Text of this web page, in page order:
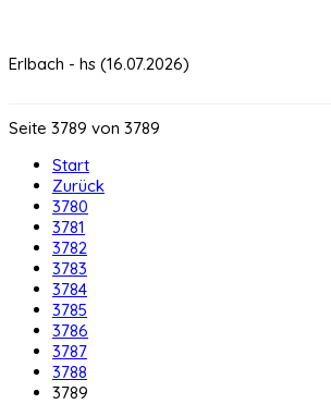
Erlbach - hs (16.07.2026)
Seite 3789 von 3789
Start
Zurück
3780
3781
3782
3783
3784
3785
3786
3787
3788
3789